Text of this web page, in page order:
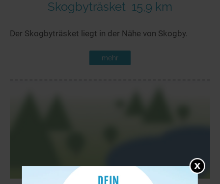
Skogbyträsket 15,9 km
Der Skogbyträsket liegt in der Nähe von Skogby.
mehr